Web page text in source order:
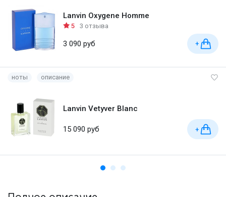
Lanvin Oxygene Homme
5 3 отзыва
3 090 руб +
ноты описание
Lanvin Vetyver Blanc
15 090 руб +